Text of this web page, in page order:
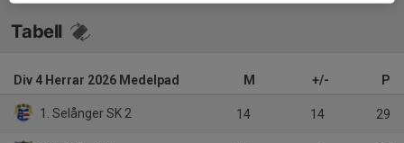
Tabell
Div 4 Herrar 2026 Medelpad M +/- P
1. Selånger SK 2 14 14 29